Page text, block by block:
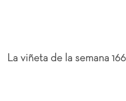
La viñeta de la semana